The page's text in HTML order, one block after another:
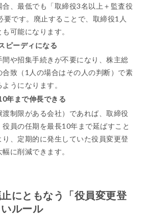
、最低でも「取締役3名以上＋監査役
要です。廃止することで、取締役1人
可能になります。
ピーディになる
や招集手続きが不要になり、株主総
致（1人の場合はその人の判断）で素
うになります。
年まで伸長できる
制限がある会社）であれば、取締役
員の任期を最長10年まで延ばすこと
、定期的に発生していた役員変更登
に削減できます。
にともなう「役員変更登
ルール